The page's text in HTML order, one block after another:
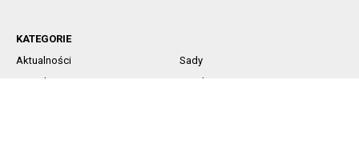
KATEGORIE
Aktualności
Sady
Jagodowe
Rynek